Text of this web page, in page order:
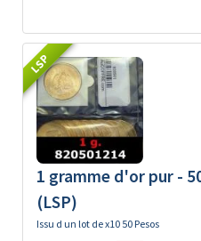
LSP
1 gramme d'or pur -
(LSP)
Issu d un lot de x10 50 Pesos